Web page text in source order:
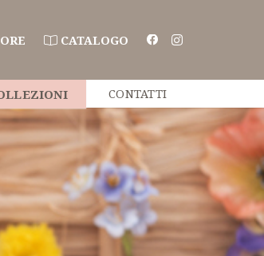
CATALOGO
CONTATTI